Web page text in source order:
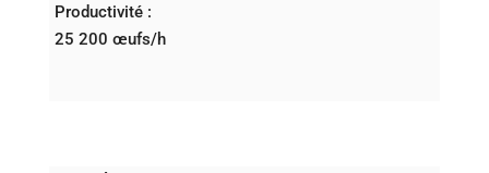
Productivité :
25 200 œufs/h